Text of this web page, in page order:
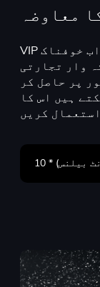
معاوضہ
VIP اسٹیٹس کے ساتھ ناکام تجارت اب خوفناک
وار تجارتی
کے طور پر حاصل کر
ہیں اس کا